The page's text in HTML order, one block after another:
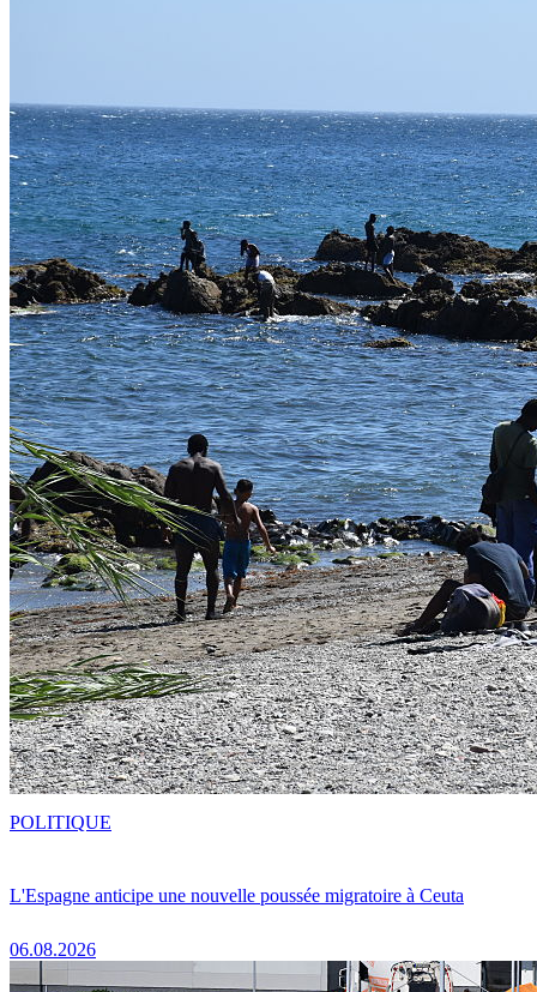
L'Espagne anticipe une nouvelle poussée migratoire à Ceuta
06.08.2026
POLITIQUE